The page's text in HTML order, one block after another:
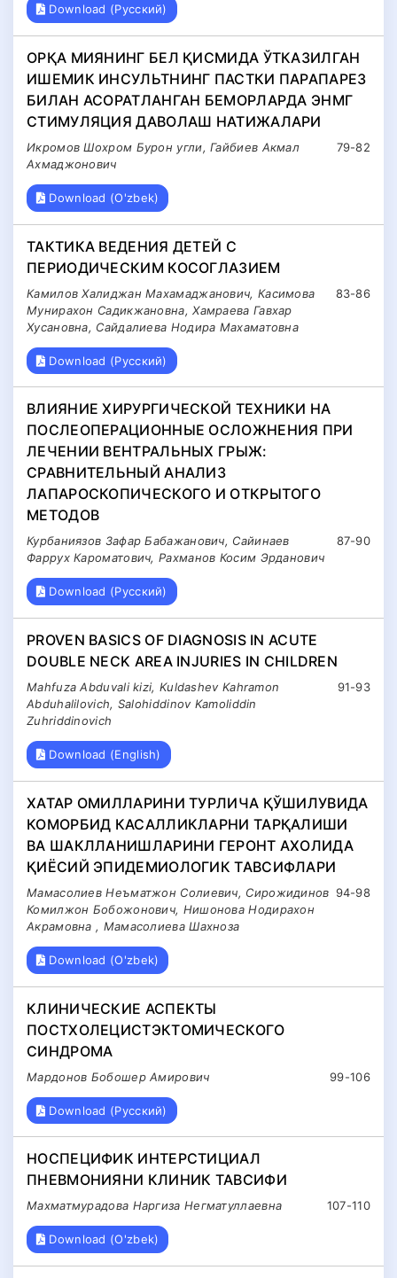
Download (Русский)
ОРҚА МИЯНИНГ БЕЛ ҚИСМИДА ЎТКАЗИЛГАН
ИШЕМИК ИНСУЛЬТНИНГ ПАСТКИ ПАРАПАРЕЗ
БИЛАН АСОРАТЛАНГАН БЕМОРЛАРДА ЭНМГ
СТИМУЛЯЦИЯ ДАВОЛАШ НАТИЖАЛАРИ
79-82
Икромов Шохром Бурон угли, Гайбиев Акмал
Ахмаджонович
Download (O'zbek)
ТАКТИКА ВЕДЕНИЯ ДЕТЕЙ С
ПЕРИОДИЧЕСКИМ КОСОГЛАЗИЕМ
83-86
Камилов Халиджан Махамаджанович, Касимова
Мунирахон Садикжановна, Хамраева Гавхар
Хусановна, Сайдалиева Нодира Махаматовна
Download (Русский)
ВЛИЯНИЕ ХИРУРГИЧЕСКОЙ ТЕХНИКИ НА
ПОСЛЕОПЕРАЦИОННЫЕ ОСЛОЖНЕНИЯ ПРИ
ЛЕЧЕНИИ ВЕНТРАЛЬНЫХ ГРЫЖ:
СРАВНИТЕЛЬНЫЙ АНАЛИЗ
ЛАПАРОСКОПИЧЕСКОГО И ОТКРЫТОГО
МЕТОДОВ
87-90
Курбаниязов Зафар Бабажанович, Сайинаев
Фаррух Кароматович, Рахманов Косим Эрданович
Download (Русский)
PROVEN BASICS OF DIAGNOSIS IN ACUTE
DOUBLE NECK AREA INJURIES IN CHILDREN
91-93
Mahfuza Abduvali kizi, Kuldashev Kahramon
Abduhalilovich, Salohiddinov Kamoliddin
Zuhriddinovich
Download (English)
ХАТАР ОМИЛЛАРИНИ ТУРЛИЧА ҚЎШИЛУВИДА
КОМОРБИД КАСАЛЛИКЛАРНИ ТАРҚАЛИШИ
ВА ШАКЛЛАНИШЛАРИНИ ГЕРОНТ АХОЛИДА
ҚИЁСИЙ ЭПИДЕМИОЛОГИК ТАВСИФЛАРИ
94-98
Мамасолиев Неъматжон Солиевич, Сирожидинов
Комилжон Бобожонович, Нишонова Нодирахон
Акрамовна , Мамасолиева Шахноза
Download (O'zbek)
КЛИНИЧЕСКИЕ АСПЕКТЫ
ПОСТХОЛЕЦИСТЭКТОМИЧЕСКОГО
СИНДРОМА
99-106
Мардонов Бобошер Амирович
Download (Русский)
НОСПЕЦИФИК ИНТЕРСТИЦИАЛ
ПНЕВМОНИЯНИ КЛИНИК ТАВСИФИ
107-110
Махматмурадова Наргиза Негматуллаевна
Download (O'zbek)